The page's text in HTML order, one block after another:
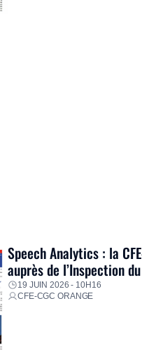
Speech Analytics : la
auprès de l’Inspection
19 JUIN 2026 - 10H16
CFE-CGC ORANGE